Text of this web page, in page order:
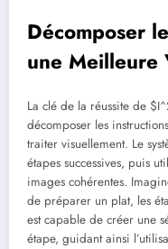
Décomposer
une Meilleure
La clé de la réussite de
décomposer les
traiter visuellement. Le
étapes successives, puis
images cohérentes.
de préparer un plat, les
est capable de créer une
étape, guidant ainsi